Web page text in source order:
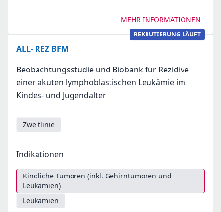
MEHR INFORMATIONEN
REKRUTIERUNG LÄUFT
ALL- REZ BFM
Beobachtungsstudie und Biobank für Rezidive
einer akuten lymphoblastischen Leukämie im
Kindes- und Jugendalter
Zweitlinie
Indikationen
Kindliche Tumoren (inkl. Gehirntumoren und
Leukämien)
Leukämien